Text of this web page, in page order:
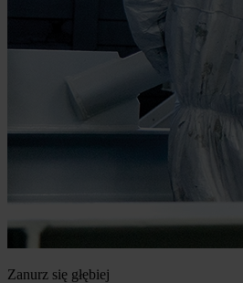
Zanurz się głębiej